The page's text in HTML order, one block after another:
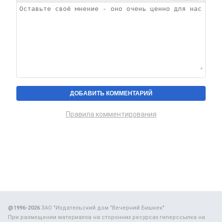
Правила комментирования
@1996-2026ЗАО "Издательский дом "Вечерний Бишкек"
При размещении материалов на сторонних ресурсах гиперссылка на